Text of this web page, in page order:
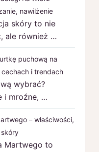
nawilżenie
skóry to nie
ale również …
puchową na
i trendach
wybrać?
i mroźne, …
– właściwości,
Martwego to